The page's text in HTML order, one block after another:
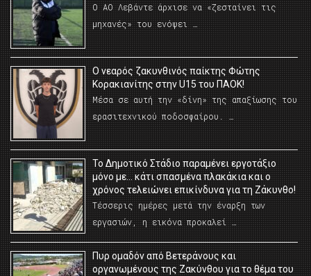
Ο ΑΟ Λεβάντε άρχισε να «ζεσταίνει τις
μηχανές» του ενόψει …
O νεαρός ζακυνθινός παίκτης Φώτης
Κορακιανίτης στην U15 του ΠΑΟΚ!
Μέσα σε αυτή την «δίνη» της απαξίωσης του
ερασιτεχνικού ποδοσφαίρου. …
Το Δημοτικό Στάδιο παραμένει εργοτάξιο
μόνο με… κάτι σπασμένα πλακάκια και ο
χρόνος τελειώνει επικίνδυνα για τη Ζάκυνθο!
Τέσσερις ημέρες μετά την έναρξη των
εργασιών, η εικόνα προκαλεί …
Πυρ ομαδόν από Βετεράνους και
οργανωμένους της Ζακύνθου για το θέμα του